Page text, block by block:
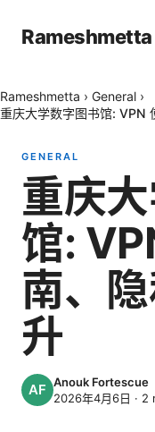
Rameshmetta
Rameshmetta › General ›
重庆大学数字图书馆: VPN
GENERAL
重庆
馆:
南、
升
Anouk Fortescue
2026年4月6日 · 2